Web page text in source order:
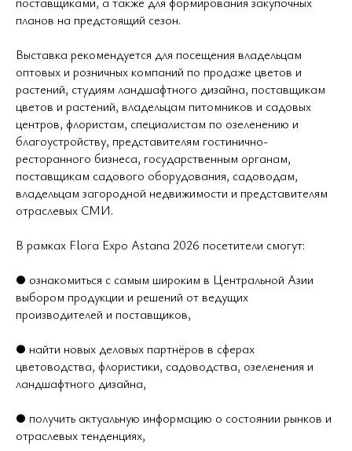
планов на предстоящий сезон.
Выставка рекомендуется для посещения владельцам
оптовых и розничных компаний по продаже цветов и
растений, студиям ландшафтного дизайна, поставщикам
цветов и растений, владельцам питомников и садовых
центров, флористам, специалистам по озеленению и
благоустройству, представителям гостинично-
ресторанного бизнеса, государственным органам,
поставщикам садового оборудования, садоводам,
владельцам загородной недвижимости и представителям
отраслевых СМИ.
В рамках Flora Expo Astana 2026 посетители смогут:
● ознакомиться с самым широким в Центральной Азии
выбором продукции и решений от ведущих
производителей и поставщиков,
● найти новых деловых партнёров в сферах
цветоводства, флористики, садоводства, озеленения и
ландшафтного дизайна,
● получить актуальную информацию о состоянии рынков и
отраслевых тенденциях,